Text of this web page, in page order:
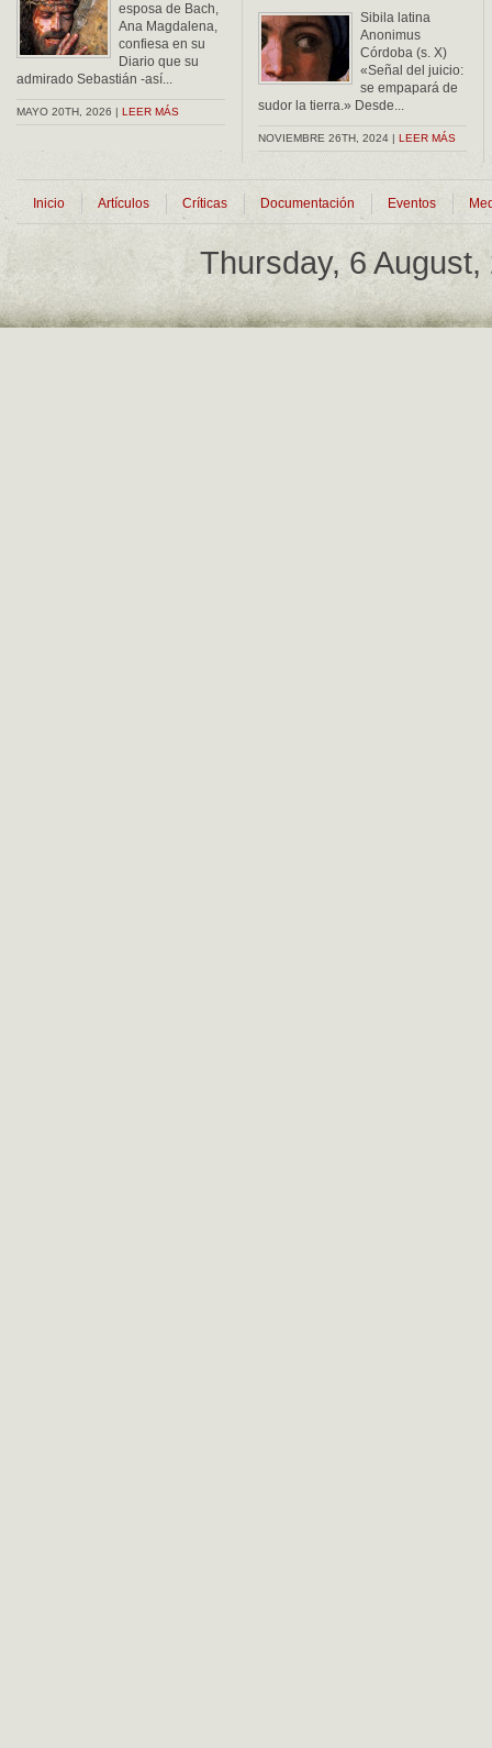
esposa de Bach,
Ana Magdalena,
confiesa en su
Diario que su
admirado Sebastián -así...
MAYO 20TH, 2026 | LEER MÁS
Sibila latina
Anonimus
Córdoba (s. X)
«Señal del juicio:
se empapará de
sudor la tierra.» Desde...
NOVIEMBRE 26TH, 2024 | LEER MÁS
Inicio Artículos Críticas Documentación Eventos
Thursday, 6